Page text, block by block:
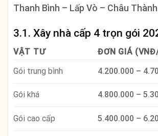
Thanh Bình – Lấp Vò – Châu
3.1. Xây nhà cấp 4 trọn gói
VẬT TƯ
ĐƠN GIÁ
Gói trung bình
4.200.000 –
Gói khá 4.800.000 –
Gói cao cấp 5.400.000 –